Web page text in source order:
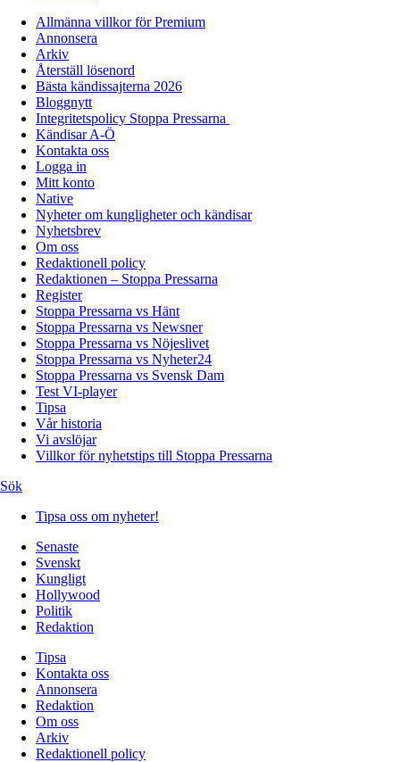
Allmänna villkor för Premium
Annonsera
Arkiv
Återställ lösenord
Bästa kändissajterna 2026
Bloggnytt
Integritetspolicy Stoppa Pressarna
Kändisar A-Ö
Kontakta oss
Logga in
Mitt konto
Native
Nyheter om kungligheter och kändisar
Nyhetsbrev
Om oss
Redaktionell policy
Redaktionen – Stoppa Pressarna
Register
Stoppa Pressarna vs Hänt
Stoppa Pressarna vs Newsner
Stoppa Pressarna vs Nöjeslivet
Stoppa Pressarna vs Nyheter24
Stoppa Pressarna vs Svensk Dam
Test VI-player
Tipsa
Vår historia
Vi avslöjar
Villkor för nyhetstips till Stoppa Pressarna
Sök
Tipsa oss om nyheter!
Senaste
Svenskt
Kungligt
Hollywood
Politik
Redaktion
Tipsa
Kontakta oss
Annonsera
Redaktion
Om oss
Arkiv
Redaktionell policy